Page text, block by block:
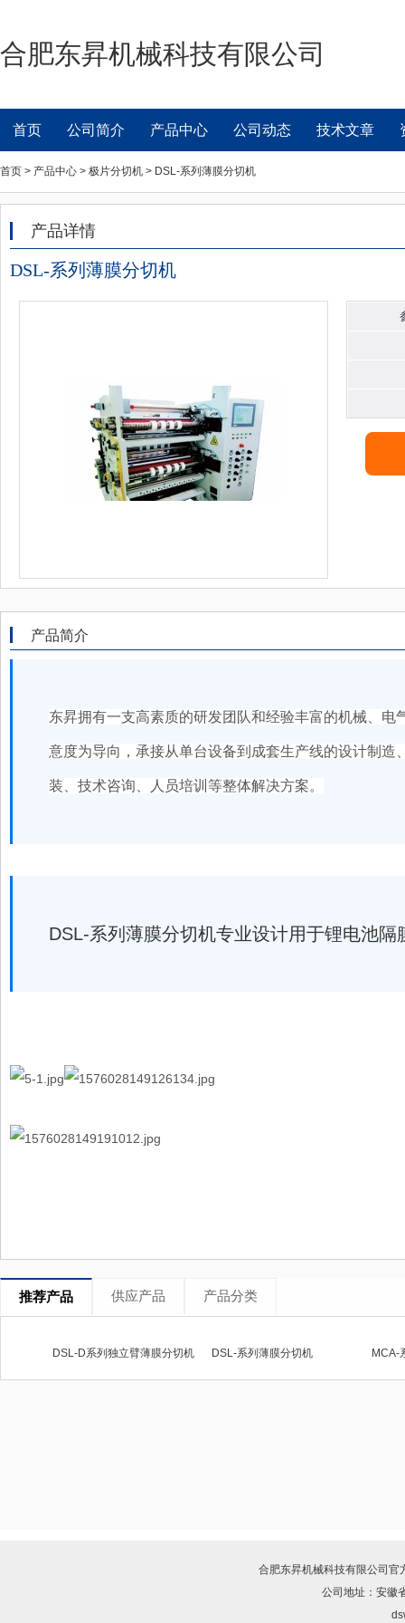
合肥东昇机械科技有限公司
首页 公司简介 产品中心 公司动态 技术文章
首页 > 产品中心 > 极片分切机 > DSL-系列薄膜分切机
产品详情
DSL-系列薄膜分切机
产品简介
东昇拥有一支高素质的研发团队和经验丰富的机械、
意度为导向，承接从单台设备到成套生产线的设计制造
装、技术咨询、人员培训等整体解决方案。
DSL-系列薄膜分切机专业设计用于锂电池隔
推荐产品 供应产品 产品分类
DSL-D系列独立臂薄膜分切机 DSL-系列薄膜分切机
合肥东昇机械科技有限公司 官
公司地址：安徽